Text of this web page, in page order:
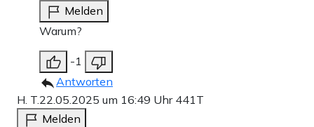
Melden
Warum?
-1
Antworten
H. T.22.05.2025 um 16:49 Uhr 441T
Melden